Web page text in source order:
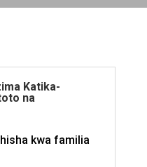
Katika-
na
kwa familia